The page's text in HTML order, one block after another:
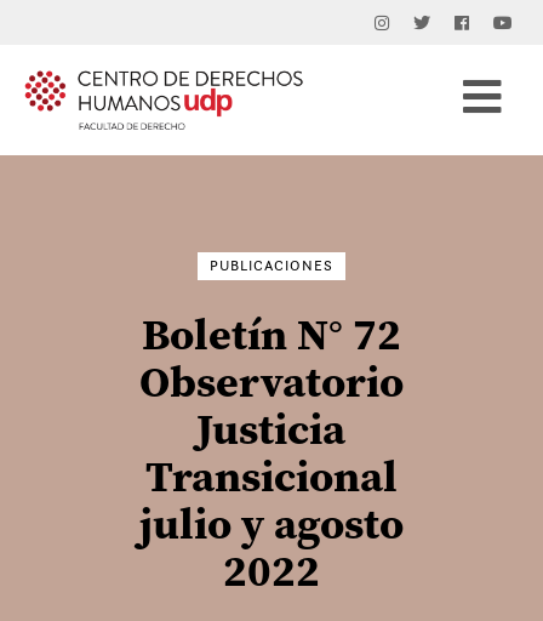
PUBLICACIONES
Boletín N° 72
Observatorio
Justicia
Transicional
julio y agosto
2022